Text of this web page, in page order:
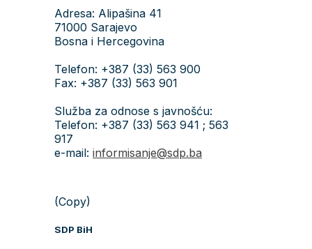
Adresa: Alipašina 41
71000 Sarajevo
Bosna i Hercegovina
Telefon: +387 (33) 563 900
Fax: +387 (33) 563 901
Služba za odnose s javnošću:
Telefon: +387 (33) 563 941 ; 563
917
e-mail: informisanje@sdp.ba
(Copy)
SDP BiH